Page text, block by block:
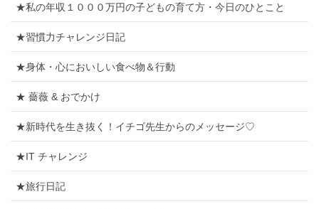
★私の年収１０００万円の子どもの育て方・今日のひとこと
★習慣力チャレンジ日記
★身体・心においしい食べ物＆行動
★ 薔薇 & おでかけ
★新時代を生き抜く！イチゴ先生からのメッセージ♡
★IT チャレンジ
★旅行日記